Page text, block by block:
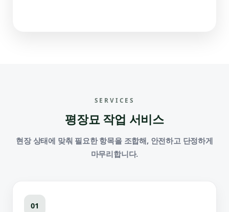
SERVICES
평장묘 작업 서비스
현장 상태에 맞춰 필요한 항목을 조합해, 안전하고 단정하게
마무리합니다.
01